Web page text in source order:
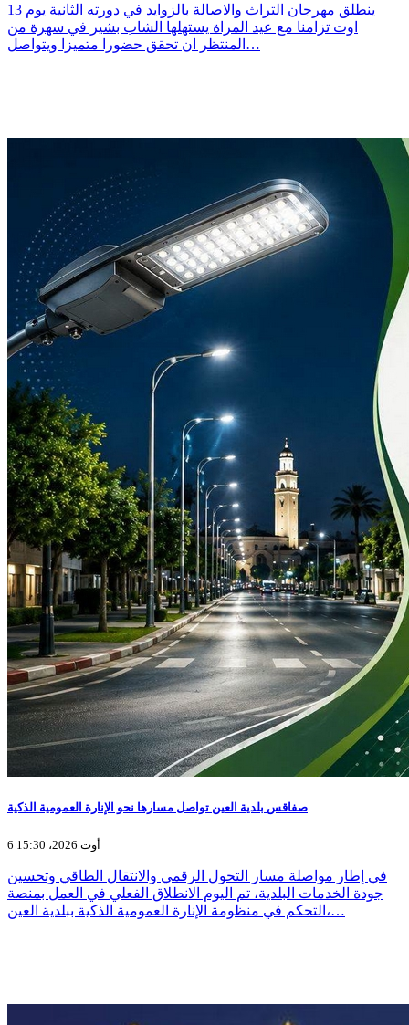
ينطلق مهرجان التراث والاصالة بالزوايد في دورته الثانية يوم 13
اوت تزامنا مع عيد المراة يستهلها الشاب بشير في سهرة من
المنتظر ان تحقق حضورا متميزا ويتواصل…
صفاقس بلدية العين تواصل مسارها نحو الإنارة العمومية الذكية
6 أوت 2026، 15:30
في إطار مواصلة مسار التحول الرقمي والانتقال الطاقي وتحسين
جودة الخدمات البلدية، تم اليوم الانطلاق الفعلي في العمل بمنصة
التحكم في منظومة الإنارة العمومية الذكية ببلدية العين،…